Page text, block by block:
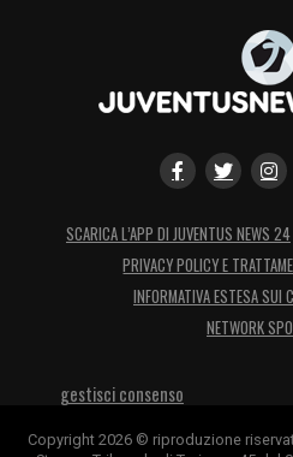
SCARICA L’APP DI JUVENTUS NEWS 24
PRIVACY POLICY E
INFORMATIVA ESTESA SUI
NETWORK
gestisci consenso
Copyright 2026 © riproduzione